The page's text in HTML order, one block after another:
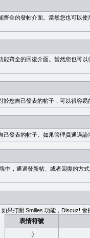
全的發帖介面。當然您也可以
齊全的回復介面。當然您也可
您自己發表的帖子，可以很容
發表的帖子。如果管理員通過
，通過發新帖、或者回復的方
果打開 Smilies 功能，Discuz!
表情符號
:)